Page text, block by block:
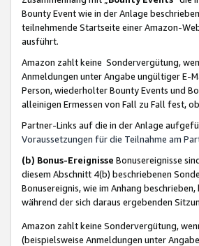
Bounty Event wie in der Anlage
teilnehmende Startseite einer Amazon-
ausführt.
Amazon zahlt keine Sondervergütung,
Anmeldungen unter Angabe ungültiger E-
Person, wiederholter Bounty Events und
alleinigen Ermessen von Fall zu Fall fest,
Partner-Links auf die in der Anlage
Voraussetzungen für die Teilnahme am
(b) Bonus-Ereignisse Bonusereignisse
diesem Abschnitt 4(b) beschriebenen
Bonusereignis, wie im Anhang
während der sich daraus ergebenden
Amazon zahlt keine Sondervergütung,
(beispielsweise Anmeldungen unter